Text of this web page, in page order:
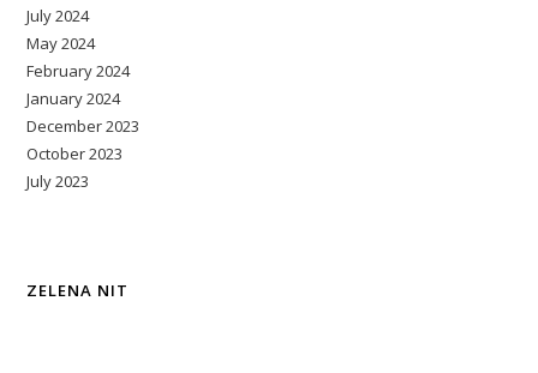
July 2024
May 2024
February 2024
January 2024
December 2023
October 2023
July 2023
ZELENA NIT